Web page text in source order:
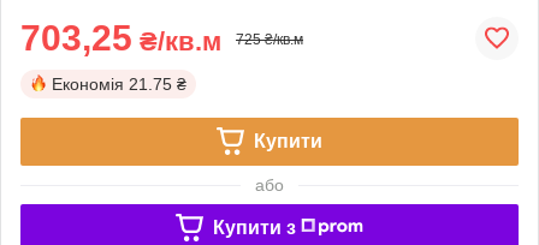
703,25 ₴/кв.м 725 ₴/кв.м
Економія 21.75 ₴
Купити
або
Купити з